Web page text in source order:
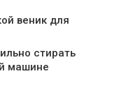
веник для
стирать
машине